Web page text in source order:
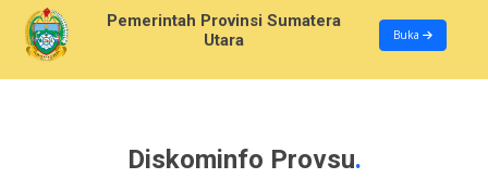
Pemerintah Provinsi Sumatera
Utara
Buka
Diskominfo Provsu.